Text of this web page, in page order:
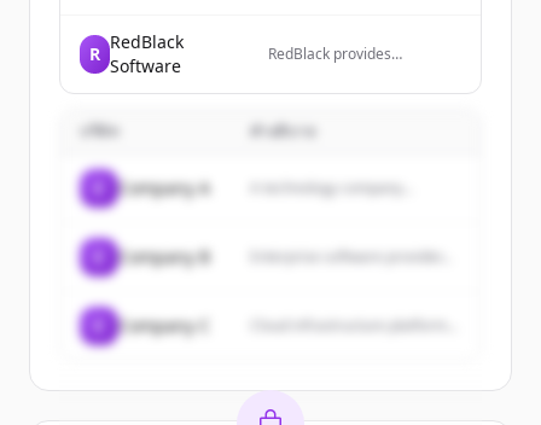
R
RedBlack
Software
RedBlack provides
software and outsourced
advisors manage portfolios,
คำอธิบาย
Company A A technology company...
Company B
Company C